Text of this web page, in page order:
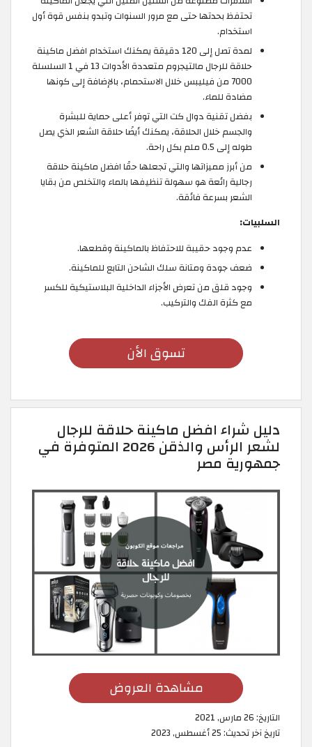
تحتفظ بحدتها حتى مع مرور السنوات وتبدو بنفس قوة أول
استخدام.
لمدة تصل إلى 120 دقيقة يمكنك استخدام افضل ماكينة
حلاقة للرجال مالتيجروم متعددة الأدوات 13 في 1 السلسلة
7000 من فيليبس خلال الاستحمام، بالإضافة إلى كونها
مضادة للماء.
بفضل تقنية دوال كت التي توفر أعلى حماية للبشرة
والجسم خلال الحلاقة، يمكنك أيضًا حلاقة الشعر الذي يصل
طوله إلى 0.5 ملم بكل راحة.
من أبرز مميزاتها والتي تجعلها حقًا افضل ماكينة حلاقة
رجالية رائعة هو سهولة تنظيفها بالماء والتخلص من بقايا
الشعر بسرعة فائقة.
السلبيات:
عدم وجود حقيبة للاحتفاظ بالماكينة وقطعها.
ضعف جودة ومتانة سلك الشاحن التابع للماكينة.
وجود قلق من تعرض الأجزاء الداخلية البلاستيكية للكسر
مع كثرة الفك والتركيب.
تسوق الأن
دليل شراء افضل ماكينة حلاقة للرجال
لشعر الرأس والذقن 2026 المتوفرة في
جمهورية مصر
مشاهدة العروض
التاريخ:26 مارس, 2021
تاريخ آخر تحديث:25 أغسطس, 2023